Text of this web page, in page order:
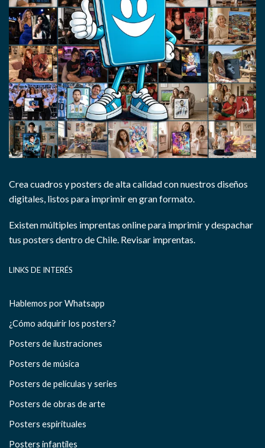
Crea cuadros y posters de alta calidad con nuestros diseños
digitales, listos para imprimir en gran formato.
Existen múltiples imprentas online para imprimir y despachar
tus posters dentro de Chile. Revisar imprentas.
LINKS DE INTERÉS
Hablemos por Whatsapp
¿Cómo adquirir los posters?
Posters de ilustraciones
Posters de música
Posters de películas y series
Posters de obras de arte
Posters espirituales
Posters infantiles